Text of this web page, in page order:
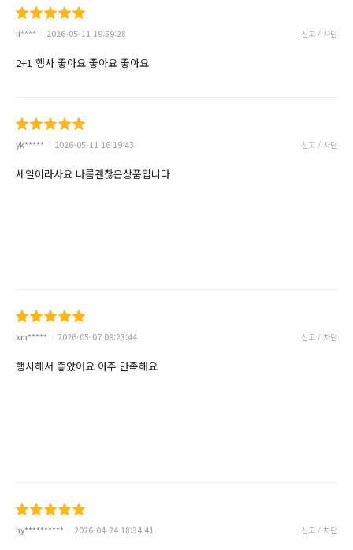
ii**** 2026-05-11 19:59:28 신고 / 차단
2+1 행사 좋아요 좋아요 좋아요
yk***** 2026-05-11 16:19:43 신고 / 차단
세일이라사요 나름괜찮은상품입니다
km***** 2026-05-07 09:23:44 신고 / 차단
행사해서 좋았어요 아주 만족해요
hy********** 2026-04-24 18:34:41 신고 / 차단